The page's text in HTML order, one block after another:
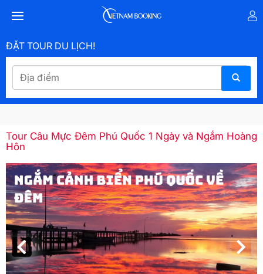
ĐẶT TOUR DU LỊCH!
Tour Câu Mực Đêm Phú Quốc 1 Ngày và Ngắm Hoàng
Hôn